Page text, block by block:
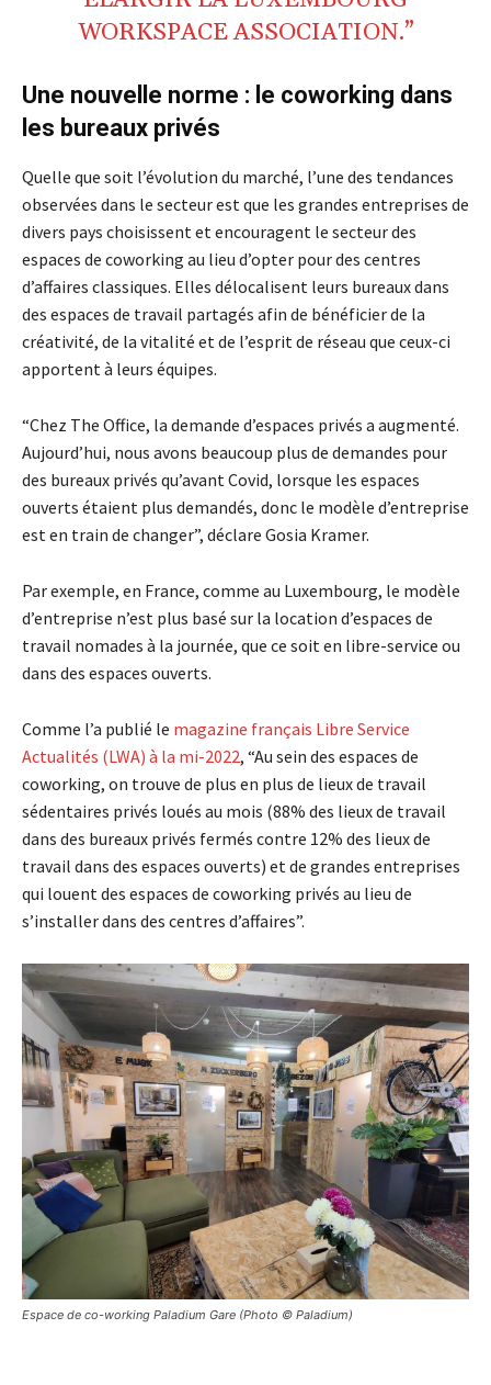
WORKSPACE ASSOCIATION.”
Une nouvelle norme : le coworking dans
les bureaux privés
Quelle que soit l’évolution du marché, l’une des tendances
observées dans le secteur est que les grandes entreprises de
divers pays choisissent et encouragent le secteur des
espaces de coworking au lieu d’opter pour des centres
d’affaires classiques. Elles délocalisent leurs bureaux dans
des espaces de travail partagés afin de bénéficier de la
créativité, de la vitalité et de l’esprit de réseau que ceux-ci
apportent à leurs équipes.
“Chez The Office, la demande d’espaces privés a augmenté.
Aujourd’hui, nous avons beaucoup plus de demandes pour
des bureaux privés qu’avant Covid, lorsque les espaces
ouverts étaient plus demandés, donc le modèle d’entreprise
est en train de changer”, déclare Gosia Kramer.
Par exemple, en France, comme au Luxembourg, le modèle
d’entreprise n’est plus basé sur la location d’espaces de
travail nomades à la journée, que ce soit en libre-service ou
dans des espaces ouverts.
Comme l’a publié le magazine français Libre Service
Actualités (LWA) à la mi-2022, “Au sein des espaces de
coworking, on trouve de plus en plus de lieux de travail
sédentaires privés loués au mois (88% des lieux de travail
dans des bureaux privés fermés contre 12% des lieux de
travail dans des espaces ouverts) et de grandes entreprises
qui louent des espaces de coworking privés au lieu de
s’installer dans des centres d’affaires”.
Espace de co-working Paladium Gare (Photo © Paladium)